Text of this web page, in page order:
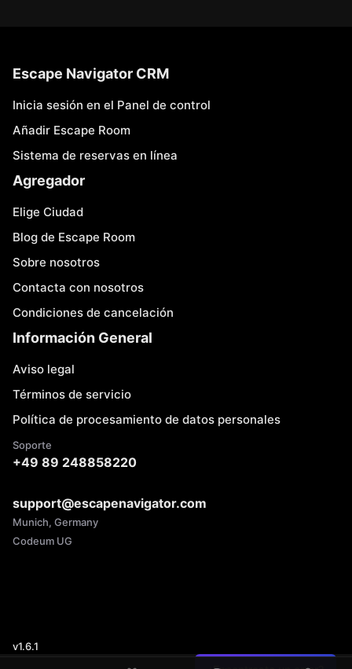
Escape Navigator CRM
Inicia sesión en el Panel de control
Añadir Escape Room
Sistema de reservas en línea
Agregador
Elige Ciudad
Blog de Escape Room
Sobre nosotros
Contacta con nosotros
Condiciones de cancelación
Información General
Aviso legal
Términos de servicio
Política de procesamiento de datos personales
Soporte
+49 89 248858220
support@escapenavigator.com
Munich, Germany
Codeum UG
v1.6.1